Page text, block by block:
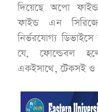
দিয়েছে অপো
ফাইন্ড এন
নির্ভরযোগ্য
যে, ফোল্ডেবল
একইসাথে, টেকসই ও